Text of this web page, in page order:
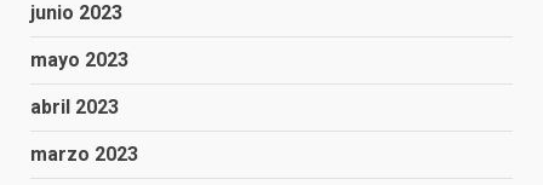
junio 2023
mayo 2023
abril 2023
marzo 2023